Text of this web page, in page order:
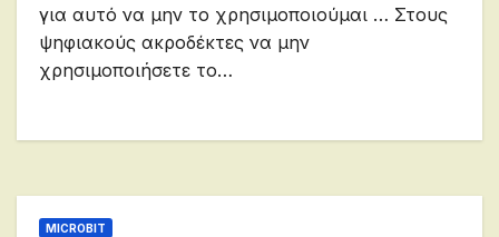
για αυτό να μην το χρησιμοποιούμαι … Στους
ψηφιακούς ακροδέκτες να μην
χρησιμοποιήσετε το…
MICROBIT